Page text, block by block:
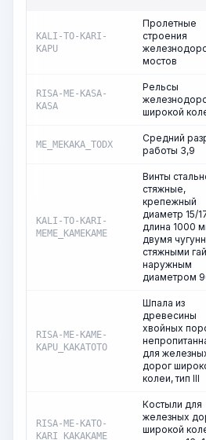
KALI-TO-KARI-
KAPU
Пролетные
строения
мостов
RISA-ME-KASA-
KASA
Рельсы
широкой
ME_MEKAKA_TODX
Средний
работы 3,9
KALI-TO-KARI-
MEME_KAMEKAME
Винты
стяжные,
крепежный
диаметр 15/
длина 1000
двумя
стяжными
наружным
диаметром
RISA-ME-KAME-
KAPU_KAKATOTO
Шпала из
древесины
хвойных
для
дорог
колеи, тип III
RISA-ME-KATO-
KARI_KAKAKAME
Костыли для
железных
широкой